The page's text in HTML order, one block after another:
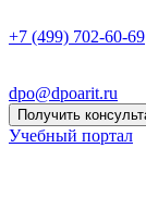
+7 (499) 702-60-69
dpo@dpoarit.ru
Получить
Учебный портал